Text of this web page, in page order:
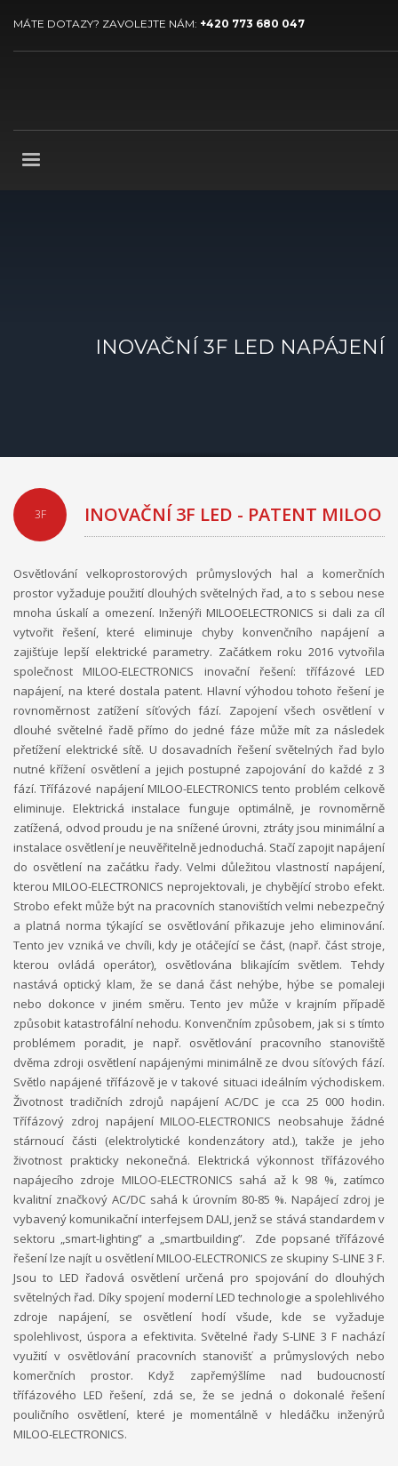
MÁTE DOTAZY? ZAVOLEJTE NÁM: +420 773 680 047
INOVAČNÍ 3F LED NAPÁJENÍ
3F INOVAČNÍ 3F LED - PATENT MILOO
Osvětlování velkoprostorových průmyslových hal a komerčních
prostor vyžaduje použití dlouhých světelných řad, a to s sebou nese
mnoha úskalí a omezení. Inženýři MILOOELECTRONICS si dali za cíl
vytvořit řešení, které eliminuje chyby konvenčního napájení a
zajišťuje lepší elektrické parametry. Začátkem roku 2016 vytvořila
společnost MILOO-ELECTRONICS inovační řešení: třífázové LED
napájení, na které dostala patent. Hlavní výhodou tohoto řešení je
rovnoměrnost zatížení síťových fází. Zapojení všech osvětlení v
dlouhé světelné řadě přímo do jedné fáze může mít za následek
přetížení elektrické sítě. U dosavadních řešení světelných řad bylo
nutné křížení osvětlení a jejich postupné zapojování do každé z 3
fází. Třífázové napájení MILOO-ELECTRONICS tento problém celkově
eliminuje. Elektrická instalace funguje optimálně, je rovnoměrně
zatížená, odvod proudu je na snížené úrovni, ztráty jsou minimální a
instalace osvětlení je neuvěřitelně jednoduchá. Stačí zapojit napájení
do osvětlení na začátku řady. Velmi důležitou vlastností napájení,
kterou MILOO-ELECTRONICS neprojektovali, je chybějící strobo efekt.
Strobo efekt může být na pracovních stanovištích velmi nebezpečný
a platná norma týkající se osvětlování přikazuje jeho eliminování.
Tento jev vzniká ve chvíli, kdy je otáčející se část, (např. část stroje,
kterou ovládá operátor), osvětlována blikajícím světlem. Tehdy
nastává optický klam, že se daná část nehýbe, hýbe se pomaleji
nebo dokonce v jiném směru. Tento jev může v krajním případě
způsobit katastrofální nehodu. Konvenčním způsobem, jak si s tímto
problémem poradit, je např. osvětlování pracovního stanoviště
dvěma zdroji osvětlení napájenými minimálně ze dvou síťových fází.
Světlo napájené třífázově je v takové situaci ideálním východiskem.
Životnost tradičních zdrojů napájení AC/DC je cca 25 000 hodin.
Třífázový zdroj napájení MILOO-ELECTRONICS neobsahuje žádné
stárnoucí části (elektrolytické kondenzátory atd.), takže je jeho
životnost prakticky nekonečná. Elektrická výkonnost třífázového
napájecího zdroje MILOO-ELECTRONICS sahá až k 98 %, zatímco
kvalitní značkový AC/DC sahá k úrovním 80-85 %. Napájecí zdroj je
vybavený komunikační interfejsem DALI, jenž se stává standardem v
sektoru „smart-lighting” a „smartbuilding”. Zde popsané třífázové
řešení lze najít u osvětlení MILOO-ELECTRONICS ze skupiny S-LINE 3 F.
Jsou to LED řadová osvětlení určená pro spojování do dlouhých
světelných řad. Díky spojení moderní LED technologie a spolehlivého
zdroje napájení, se osvětlení hodí všude, kde se vyžaduje
spolehlivost, úspora a efektivita. Světelné řady S-LINE 3 F nachází
využití v osvětlování pracovních stanovišť a průmyslových nebo
komerčních prostor. Když zapřemýšlíme nad budoucností
třífázového LED řešení, zdá se, že se jedná o dokonalé řešení
pouličního osvětlení, které je momentálně v hledáčku inženýrů
MILOO-ELECTRONICS.